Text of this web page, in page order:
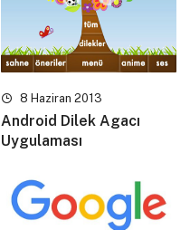
8 Haziran 2013
Android Dilek Agacı
Uygulaması